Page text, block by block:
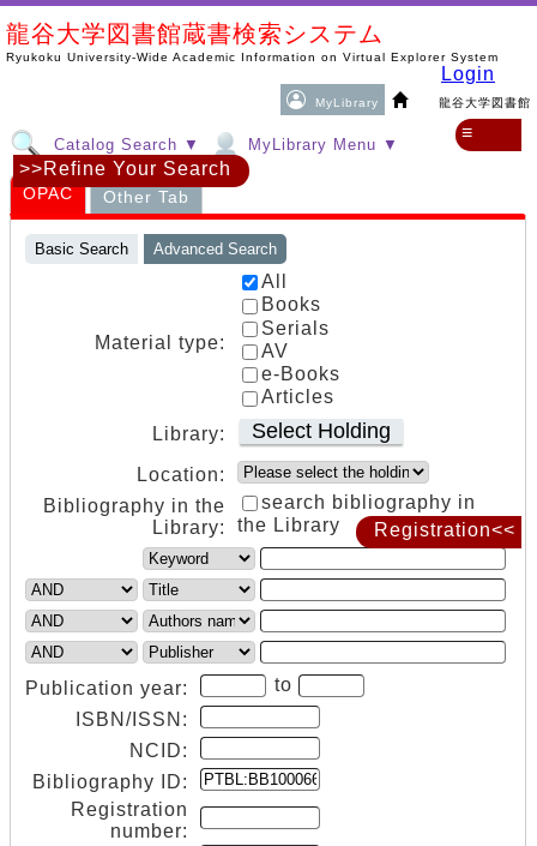
龍谷大学図書館蔵書検索システム
Ryukoku University-Wide Academic Information on Virtual Explorer System
MyLibrary 龍谷大学図書館
Login
Catalog Search ▼ MyLibrary Menu ▼
≡
Registration<<
OPAC Other Tab
Basic Search Advanced Search
Material type:
All
Books
Serials
AV
e-Books
Articles
Library:
Select Holding
Location:
Bibliography in the
Library:
search bibliography in
the Library
Publication year:
to
ISBN/ISSN:
NCID:
Bibliography ID:
Registration
number:
>>Refine Your Search